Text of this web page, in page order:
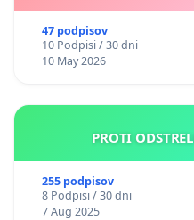
47 podpisov
10 Podpisi / 30 dni
10 May 2026
PROTI
255 podpisov
8 Podpisi / 30 dni
7 Aug 2025